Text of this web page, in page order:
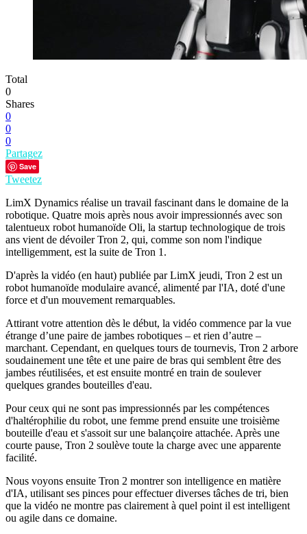
Total
0
Shares
0
0
0
Partagez
Save
Tweetez
LimX Dynamics réalise un travail fascinant dans le domaine de la
robotique. Quatre mois après nous avoir impressionnés avec son
talentueux robot humanoïde Oli, la startup technologique de trois
ans vient de dévoiler Tron 2, qui, comme son nom l'indique
intelligemment, est la suite de Tron 1.
D'après la vidéo (en haut) publiée par LimX jeudi, Tron 2 est un
robot humanoïde modulaire avancé, alimenté par l'IA, doté d'une
force et d'un mouvement remarquables.
Attirant votre attention dès le début, la vidéo commence par la vue
étrange d’une paire de jambes robotiques – et rien d’autre –
marchant. Cependant, en quelques tours de tournevis, Tron 2 arbore
soudainement une tête et une paire de bras qui semblent être des
jambes réutilisées, et est ensuite montré en train de soulever
quelques grandes bouteilles d'eau.
Pour ceux qui ne sont pas impressionnés par les compétences
d'haltérophilie du robot, une femme prend ensuite une troisième
bouteille d'eau et s'assoit sur une balançoire attachée. Après une
courte pause, Tron 2 soulève toute la charge avec une apparente
facilité.
Nous voyons ensuite Tron 2 montrer son intelligence en matière
d'IA, utilisant ses pinces pour effectuer diverses tâches de tri, bien
que la vidéo ne montre pas clairement à quel point il est intelligent
ou agile dans ce domaine.